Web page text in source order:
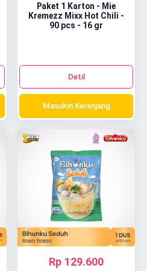
Paket 1 Karton - Mie
Kremezz Mixx Hot Chili -
90 pcs - 16 gr
Detil
Masukin Keranjang
Rp 129.600